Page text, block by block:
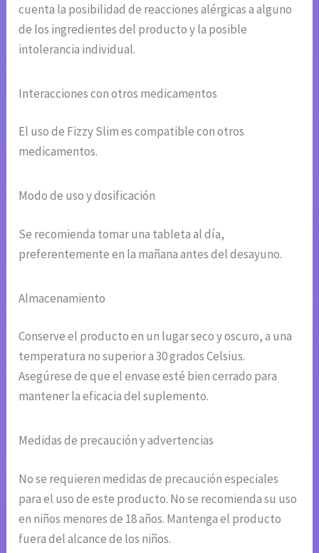
cuenta la posibilidad de reacciones alérgicas a alguno
de los ingredientes del producto y la posible
intolerancia individual.
Interacciones con otros medicamentos
El uso de Fizzy Slim es compatible con otros
medicamentos.
Modo de uso y dosificación
Se recomienda tomar una tableta al día,
preferentemente en la mañana antes del desayuno.
Almacenamiento
Conserve el producto en un lugar seco y oscuro, a una
temperatura no superior a 30 grados Celsius.
Asegúrese de que el envase esté bien cerrado para
mantener la eficacia del suplemento.
Medidas de precaución y advertencias
No se requieren medidas de precaución especiales
para el uso de este producto. No se recomienda su uso
en niños menores de 18 años. Mantenga el producto
fuera del alcance de los niños.